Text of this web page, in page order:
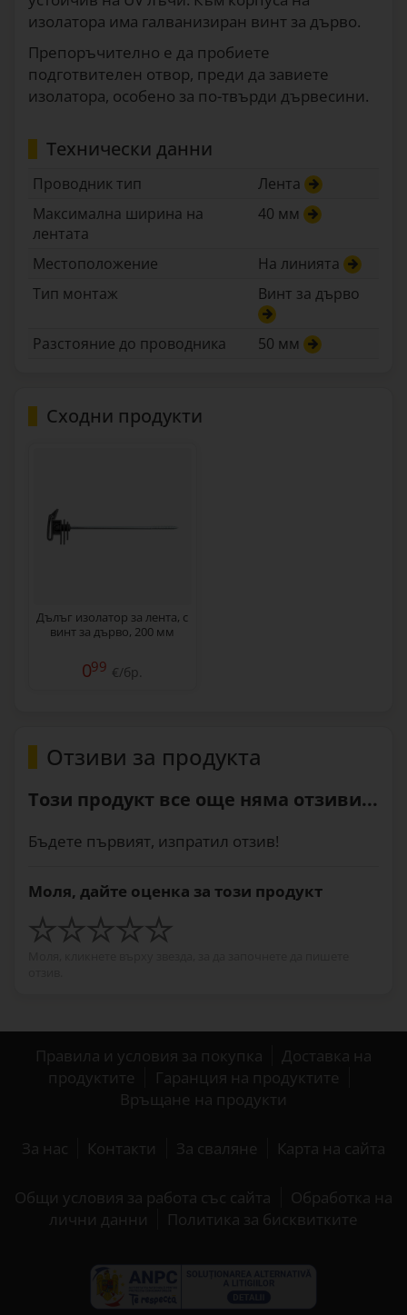
изолатора има галванизиран винт за дърво.
Препоръчително е да пробиете
подготвителен отвор, преди да завиете
изолатора, особено за по-твърди дървесини.
Технически данни
Проводник тип
Лента
Максимална ширина на
лентата
40 мм
Местоположение
На линията
Тип монтаж
Винт за дърво
Разстояние до проводника 50 мм
Сходни продукти
Дълъг изолатор за лента, с
винт за дърво, 200 мм
099 €/бр.
Отзиви за продукта
Този продукт все още няма отзиви...
Бъдете първият, изпратил отзив!
Моля, дайте оценка за този продукт
Правила и условия за покупка
Доставка на
продуктите
Гаранция на продуктите
Връщане на продукти
За нас Контакти За сваляне Карта на сайта
Общи условия за работа със сайта
Обработка на
лични данни
Политика за бисквитките